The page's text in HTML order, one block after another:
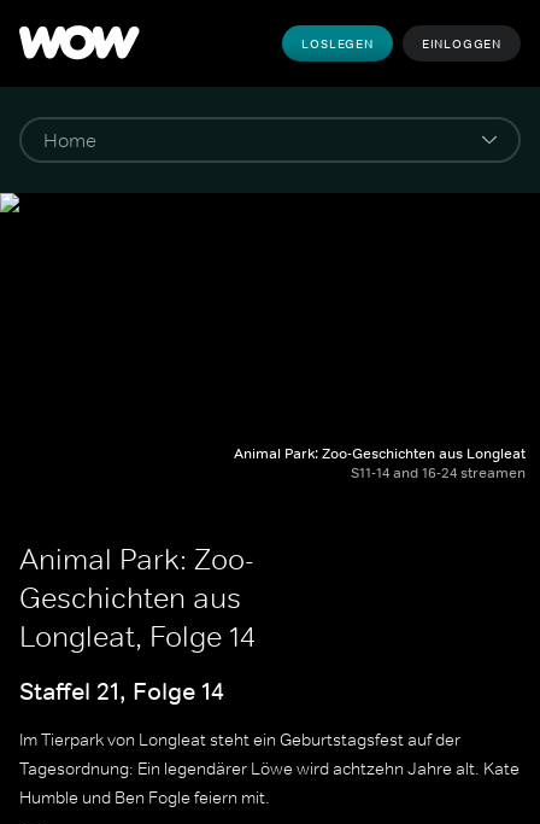
LOSLEGEN EINLOGGEN
Animal Park: Zoo-Geschichten aus Longleat
S11-14 and 16-24 streamen
Animal Park: Zoo-
Geschichten aus
Longleat, Folge 14
Staffel 21, Folge 14
Im Tierpark von Longleat steht ein Geburtstagsfest auf der
Tagesordnung: Ein legendärer Löwe wird achtzehn Jahre alt. Kate
Humble und Ben Fogle feiern mit.